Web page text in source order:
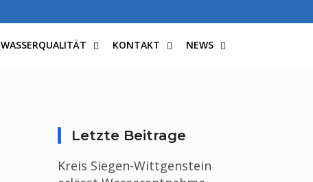
WASSERQUALITÄT KONTAKT NEWS
Letzte Beitrage
Kreis Siegen-Wittgenstein